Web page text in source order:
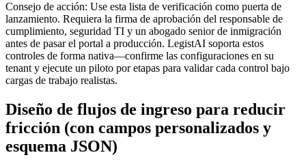
Consejo de acción: Use esta lista de verificación como puerta de
lanzamiento. Requiera la firma de aprobación del responsable de
cumplimiento, seguridad TI y un abogado senior de inmigración
antes de pasar el portal a producción. LegistAI soporta estos
controles de forma nativa—confirme las configuraciones en su
tenant y ejecute un piloto por etapas para validar cada control bajo
cargas de trabajo realistas.
Diseño de flujos de ingreso para reducir
fricción (con campos personalizados y
esquema JSON)